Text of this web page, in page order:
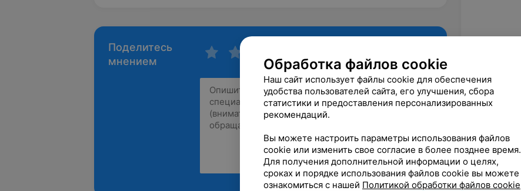
Поделитесь
мнением
Рекомендую
Обработка файлов cookie
Наш сайт использует файлы cookie для обеспечения
удобства пользователей сайта, его улучшения, сбора
статистики и предоставления персонализированных
рекомендаций.
Вы можете настроить параметры использования файлов
cookie или изменить свое согласие в более позднее время.
Для получения дополнительной информации о целях,
сроках и порядке использования файлов cookie вы можете
ознакомиться с нашей Политикой обработки файлов cookie